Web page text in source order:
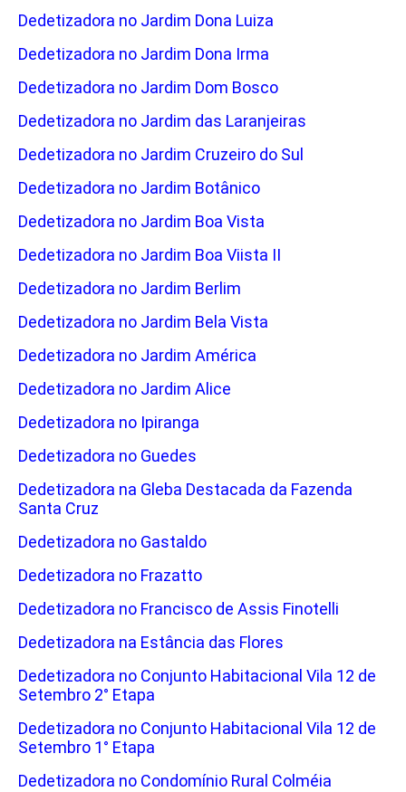
Dedetizadora no Jardim Dona Luiza
Dedetizadora no Jardim Dona Irma
Dedetizadora no Jardim Dom Bosco
Dedetizadora no Jardim das Laranjeiras
Dedetizadora no Jardim Cruzeiro do Sul
Dedetizadora no Jardim Botânico
Dedetizadora no Jardim Boa Vista
Dedetizadora no Jardim Boa Viista II
Dedetizadora no Jardim Berlim
Dedetizadora no Jardim Bela Vista
Dedetizadora no Jardim América
Dedetizadora no Jardim Alice
Dedetizadora no Ipiranga
Dedetizadora no Guedes
Dedetizadora na Gleba Destacada da Fazenda
Santa Cruz
Dedetizadora no Gastaldo
Dedetizadora no Frazatto
Dedetizadora no Francisco de Assis Finotelli
Dedetizadora na Estância das Flores
Dedetizadora no Conjunto Habitacional Vila 12 de
Setembro 2° Etapa
Dedetizadora no Conjunto Habitacional Vila 12 de
Setembro 1° Etapa
Dedetizadora no Condomínio Rural Colméia